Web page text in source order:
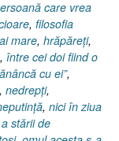
care vrea
, filosofia
mare, hrăpăreţi,
, între cei doi fiind o
cu ei”,
, nedrepţi,
, nici în ziua
stării de